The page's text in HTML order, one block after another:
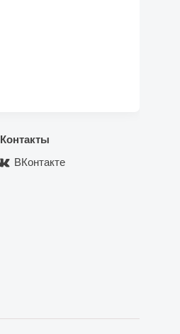
Контакты
ВКонтакте